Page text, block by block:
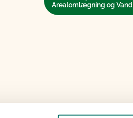
Arealomlægning og